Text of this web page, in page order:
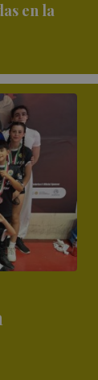
en la